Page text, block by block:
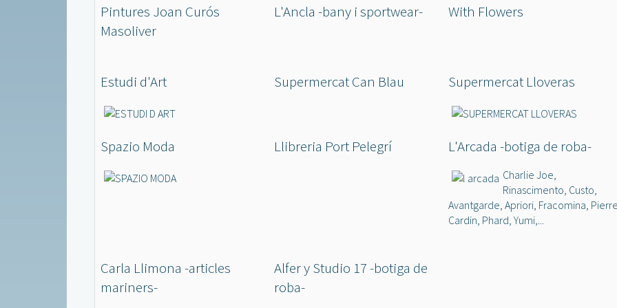
Pintures Joan Curós
Masoliver
L'Ancla -bany i sportwear- With Flowers
Estudi d'Art Supermercat Can Blau Supermercat Lloveras
Spazio Moda Llibreria Port Pelegrí L'Arcada -botiga de roba-
Charlie Joe,
Rinascimento, Custo,
Avantgarde, Apriori, Fracomina,
Cardin, Phard, Yumi,...
Carla Llimona -articles
mariners-
Alfer y Studio 17 -botiga de
roba-